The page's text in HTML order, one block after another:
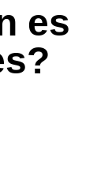
es